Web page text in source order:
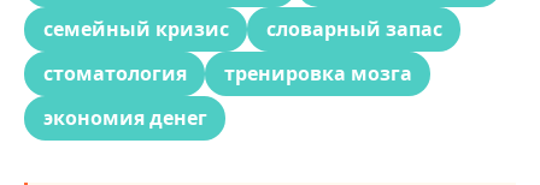
семейный кризис
словарный запас
стоматология
тренировка мозга
экономия денег